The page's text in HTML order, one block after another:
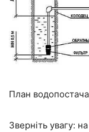
План
Зверніть увагу: